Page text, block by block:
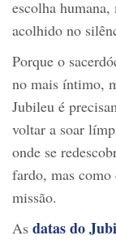
escolha
acolhido no
Porque o
no mais íntimo,
Jubileu é
voltar a soar
onde se
fardo, mas
missão.
As datas do